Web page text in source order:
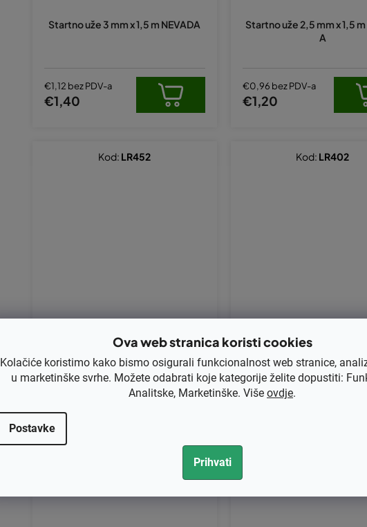
Ova web stranica koristi cookies
Kolačiće koristimo kako bismo osigurali funkcionalnost web stranice,
u marketinške svrhe. Možete odabrati koje kategorije želite dopustiti:
Analitske, Marketinške. Više ovdje.
Postavke
Prihvati
Startno uže 3 mm x 1,5 m NEVADA
€1,12 bez PDV-a
€1,40
Startno uže 2,5 mm x 1,5 m
A
€0,96 bez PDV-a
€1,20
Kod: LR452
€1,12 bez PDV-a
€1,40
Kod: LR402